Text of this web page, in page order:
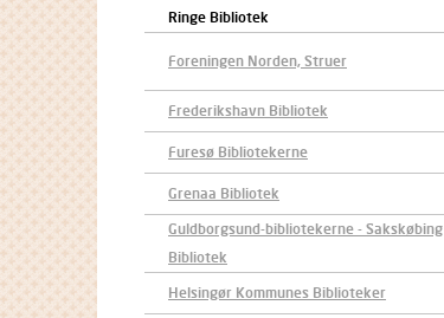
Ringe Bibliotek
Foreningen Norden, Struer
Frederikshavn Bibliotek
Furesø Bibliotekerne
Grenaa Bibliotek
Guldborgsund-bibliotekerne - Sakskøbing
Bibliotek
Helsingør Kommunes Biblioteker